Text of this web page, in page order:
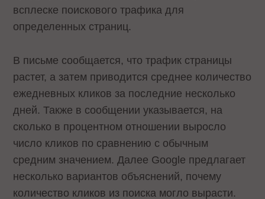
всплеске поискового трафика для
определенных страниц.
В письме сообщается, что трафик страницы
растет, а затем приводится среднее количество
ежедневных кликов за последние несколько
дней. Также в сообщении указывается, на
сколько в процентном отношении выросло
число кликов по сравнению с обычным
средним значением. Далее Google предлагает
несколько вариантов объяснений, почему
количество кликов из поиска могло вырасти.